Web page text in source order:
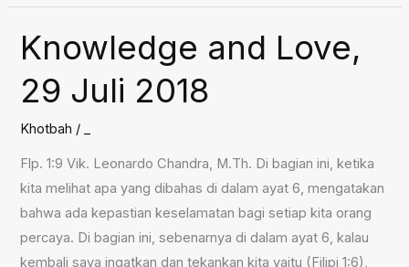
Agustus
2018
Knowledge and Love,
29 Juli 2018
Khotbah /
Flp. 1:9 Vik. Leonardo Chandra, M.Th. Di bagian ini, ketika
kita melihat apa yang dibahas di dalam ayat 6, mengatakan
bahwa ada kepastian keselamatan bagi setiap kita orang
percaya. Di bagian ini, sebenarnya di dalam ayat 6, kalau
kembali saya ingatkan dan tekankan kita yaitu (Filipi 1:6),